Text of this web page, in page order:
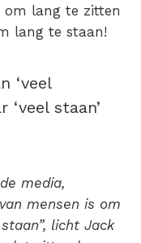
om lang te zitten
lang te staan!
‘veel
‘veel staan’
media,
mensen is om
licht Jack